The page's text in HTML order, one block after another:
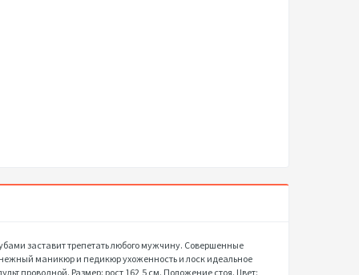
заставит трепетать любого мужчину. Совершенные
маникюр и педикюр ухоженность и лоск идеальное
проводной. Размер: рост 162,5 см. Положение стоя. Цвет: